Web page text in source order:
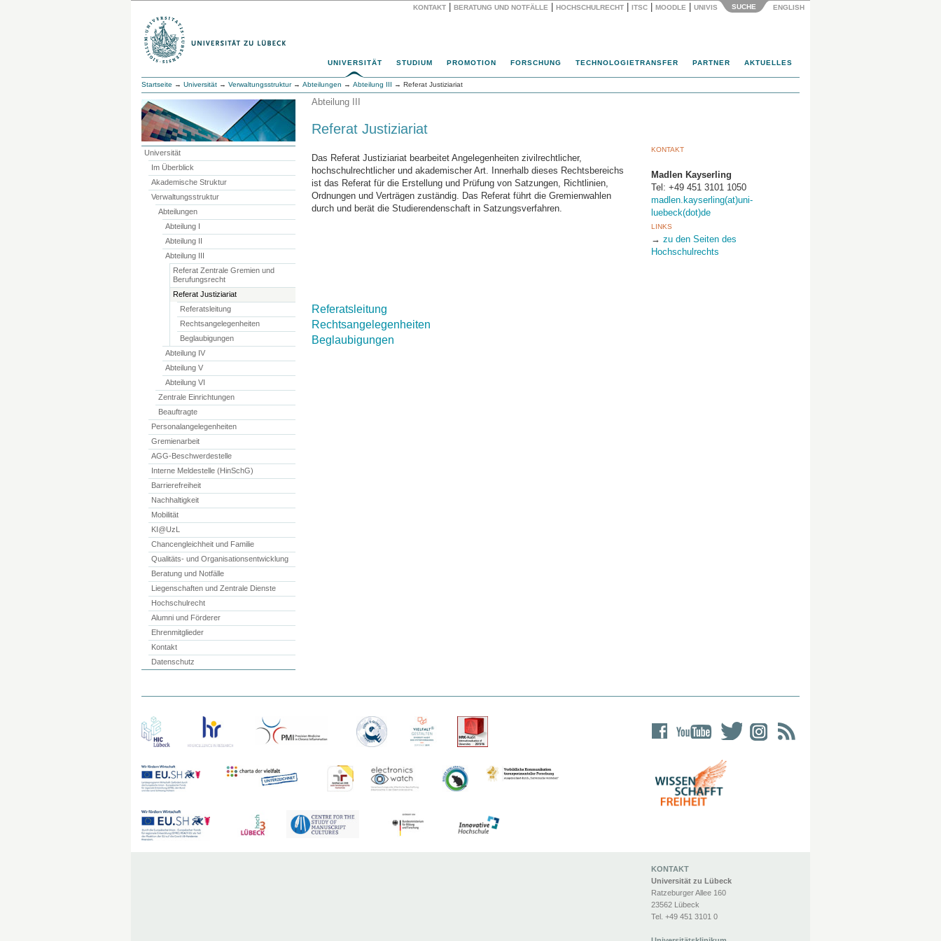
KONTAKT BERATUNG UND NOTFÄLLE HOCHSCHULRECHT ITSC MOODLE UNIVIS SUCHE ENGLISH
UNIVERSITÄT STUDIUM PROMOTION FORSCHUNG TECHNOLOGIETRANSFER PARTNER AKTUELLES
Startseite → Universität → Verwaltungsstruktur→ Abteilungen → Abteilung III → Referat Justiziariat
Universität
Im Überblick
Akademische Struktur
Verwaltungsstruktur
Abteilungen
Abteilung I
Abteilung II
Abteilung III
Referat Zentrale Gremien und
Berufungsrecht
Referat Justiziariat
Referatsleitung
Rechtsangelegenheiten
Beglaubigungen
Abteilung IV
Abteilung V
Abteilung VI
Zentrale Einrichtungen
Beauftragte
Personalangelegenheiten
Gremienarbeit
AGG-Beschwerdestelle
Interne Meldestelle (HinSchG)
Barrierefreiheit
Nachhaltigkeit
Mobilität
KI@UzL
Chancengleichheit und Familie
Qualitäts- und Organisationsentwicklung
Beratung und Notfälle
Liegenschaften und Zentrale Dienste
Hochschulrecht
Alumni und Förderer
Ehrenmitglieder
Kontakt
Datenschutz
Abteilung III
Referat Justiziariat
Das Referat Justiziariat bearbeitet Angelegenheiten zivilrechtlicher,
hochschulrechtlicher und akademischer Art. Innerhalb dieses Rechtsbereichs
ist das Referat für die Erstellung und Prüfung von Satzungen, Richtlinien,
Ordnungen und Verträgen zuständig. Das Referat führt die Gremienwahlen
durch und berät die Studierendenschaft in Satzungsverfahren.
Referatsleitung
Rechtsangelegenheiten
Beglaubigungen
KONTAKT
Madlen Kayserling
Tel: +49 451 3101 1050
madlen.kayserling(at)uni-
luebeck(dot)de
LINKS
→ zu den Seiten des
Hochschulrechts
KONTAKT
Universität zu Lübeck
Ratzeburger Allee 160
23562 Lübeck
Tel. +49 451 3101 0